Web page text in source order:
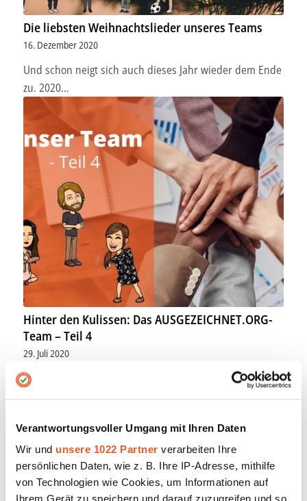
Verantwortungsvoller Umgang mit Ihren Daten
Wir und unsere 1022 Partner verarbeiten Ihre
persönlichen Daten, wie z. B. Ihre IP-Adresse, mithilfe
von Technologien wie Cookies, um Informationen auf
Die liebsten Weihnachtslieder unseres Teams
16. Dezember 2020
Und schon neigt sich auch dieses Jahr wieder dem Ende
zu. 2020…
Hinter den Kulissen: Das AUSGEZEICHNET.ORG-
Team – Teil 4
29. Juli 2020
Auf ein Neues! Diese Woche stellen wir Ihnen nun
bereits den…